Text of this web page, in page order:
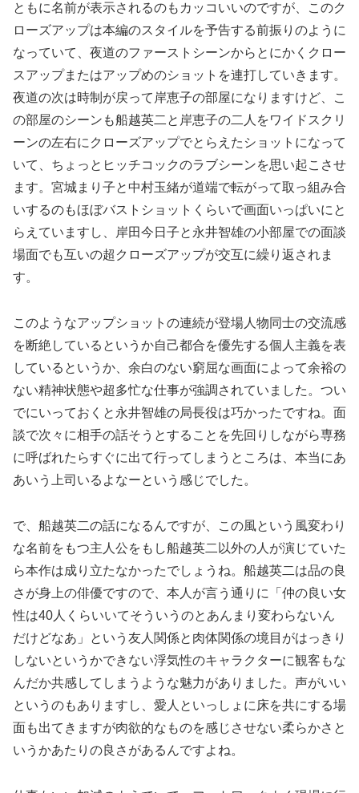
ともに名前が表示されるのもカッコいいのですが、このク
ローズアップは本編のスタイルを予告する前振りのように
なっていて、夜道のファーストシーンからとにかくクロー
スアップまたはアップめのショットを連打していきます。
夜道の次は時制が戻って岸恵子の部屋になりますけど、こ
の部屋のシーンも船越英二と岸恵子の二人をワイドスクリ
ーンの左右にクローズアップでとらえたショットになって
いて、ちょっとヒッチコックのラブシーンを思い起こさせ
ます。宮城まり子と中村玉緒が道端で転がって取っ組み合
いするのもほぼバストショットくらいで画面いっぱいにと
らえていますし、岸田今日子と永井智雄の小部屋での面談
場面でも互いの超クローズアップが交互に繰り返されま
す。
このようなアップショットの連続が登場人物同士の交流感
を断絶しているというか自己都合を優先する個人主義を表
しているというか、余白のない窮屈な画面によって余裕の
ない精神状態や超多忙な仕事が強調されていました。つい
でにいっておくと永井智雄の局長役は巧かったですね。面
談で次々に相手の話そうとすることを先回りしながら専務
に呼ばれたらすぐに出て行ってしまうところは、本当にあ
あいう上司いるよなーという感じでした。
で、船越英二の話になるんですが、この風という風変わり
な名前をもつ主人公をもし船越英二以外の人が演じていた
ら本作は成り立たなかったでしょうね。船越英二は品の良
さが身上の俳優ですので、本人が言う通りに「仲の良い女
性は40人くらいいてそういうのとあんまり変わらないん
だけどなあ」という友人関係と肉体関係の境目がはっきり
しないというかできない浮気性のキャラクターに観客もな
んだか共感してしまうような魅力がありました。声がいい
というのもありますし、愛人といっしょに床を共にする場
面も出てきますが肉欲的なものを感じさせない柔らかさと
いうかあたりの良さがあるんですよね。